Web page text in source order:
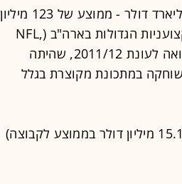
30 הקבוצות בליגה רשמו הכנסה כוללת של 3.7 מיליארד דולר - ממוצע של 123 מיליון
דולר לקבוצה, הנמוך ביותר מבין ארבע הליגות המקצועניות הגדולות בארה"ב (NFL,
MLB, NBA, NHL). מדובר בעלייה של 9.7% בהשוואה לעונת 2011/12, שהיתה
במתכונת מקוצרת בגלל
הרווח התפעולי הכולל הסתכם ב-453 מיליון דולר (15.1 מיליון דולר בממוצע לקבוצה)